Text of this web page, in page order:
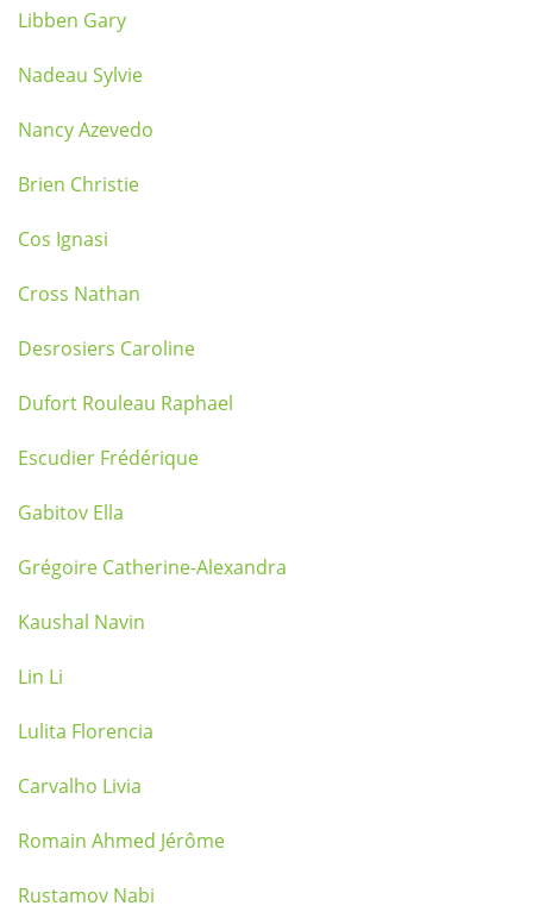
Libben Gary
Nadeau Sylvie
Nancy Azevedo
Brien Christie
Cos Ignasi
Cross Nathan
Desrosiers Caroline
Dufort Rouleau Raphael
Escudier Frédérique
Gabitov Ella
Grégoire Catherine-Alexandra
Kaushal Navin
Lin Li
Lulita Florencia
Carvalho Livia
Romain Ahmed Jérôme
Rustamov Nabi